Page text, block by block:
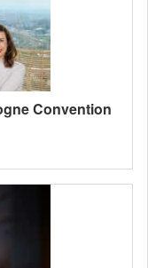
Convention